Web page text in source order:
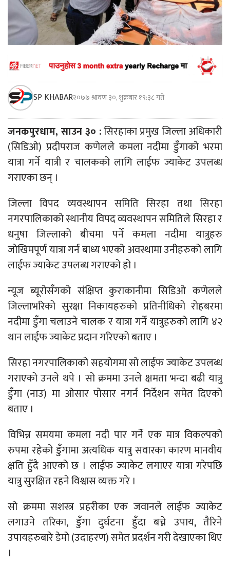
SP KHABAR२०७७ श्रावण ३०, शुक्रबार १९:३८ गते
जनकपुरधाम, साउन ३० :सिरहाका प्रमुख जिल्ला अधिकारी
(सिडिओ) प्रदीपराज कणेलले कमला नदीमा डुँगाको भरमा
यात्रा गर्ने यात्री र चालकको लागि लाईफ ज्याकेट उपलब्ध
गराएका छन् ।
जिल्ला विपद व्यवस्थापन समिति सिरहा तथा सिरहा
नगरपालिकाको स्थानीय विपद व्यवस्थापन समितिले सिरहा र
धनुषा जिल्लाको बीचमा पर्ने कमला नदीमा यात्रुहरु
जोखिमपूर्ण यात्रा गर्न बाध्य भएको अवस्थामा उनीहरुको लागि
लाईफ ज्याकेट उपलब्ध गराएको हो ।
न्यूज ब्यूरोसँगको संक्षिप्त कुराकानीमा सिडिओ कणेलले
जिल्लाभरिको सुरक्षा निकायहरुको प्रतिनीधिको रोहबरमा
नदीमा डुँगा चलाउने चालक र यात्रा गर्ने यात्रुहरुको लागि ४२
थान लाईफ ज्याकेट प्रदान गरिएको बताए ।
सिरहा नगरपालिकाको सहयोगमा सो लाईफ ज्याकेट उपलब्ध
गराएको उनले थपे । सो क्रममा उनले क्षमता भन्दा बढी यात्रु
डुँगा (नाउ) मा ओसार पोसार नगर्न निर्देशन समेत दिएको
बताए ।
विभिन्न समयमा कमला नदी पार गर्ने एक मात्र विकल्पको
रुपमा रहेको डुँगामा अत्यधिक यात्रु सवारका कारण मानवीय
क्षति हुँदै आएको छ । लाईफ ज्याकेट लगाएर यात्रा गरेपछि
यात्रु सुरक्षित रहने विश्वास व्यक्त गरे ।
सो क्रममा सशस्त्र प्रहरीका एक जवानले लाईफ ज्याकेट
लगाउने तरिका, डुँगा दुर्घटना हुँदा बच्ने उपाय, तैरिने
उपायहरुबारे डेमो (उदाहरण) समेत प्रदर्शन गरी देखाएका थिए
।